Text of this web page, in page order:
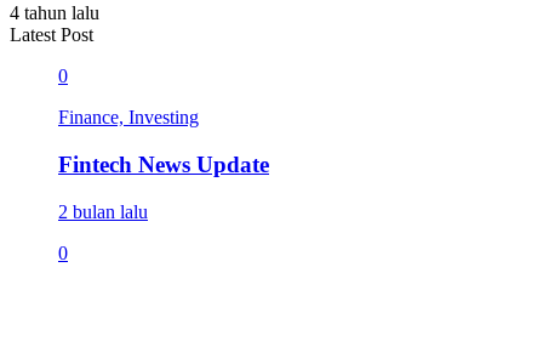
4 tahun lalu
Latest Post
0
Finance, Investing
Fintech News Update
2 bulan lalu
0